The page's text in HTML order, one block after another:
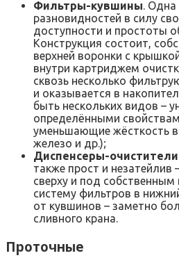
Фильтры-кувшины. Одна
разновидностей в силу
доступности и простоты
Конструкция состоит,
верхней воронки с
внутри картриджем
сквозь несколько
и оказывается в
быть нескольких видов –
определёнными
уменьшающие жёсткость
железо и др.);
Диспенсеры-очистители
также прост и незатейлив
сверху и под
систему фильтров в
от кувшинов – заметно
сливного крана.
Проточные